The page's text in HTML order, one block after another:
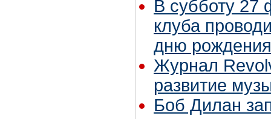
В субботу 27
клуба
дню
Журнал
развитие
Боб Дилан